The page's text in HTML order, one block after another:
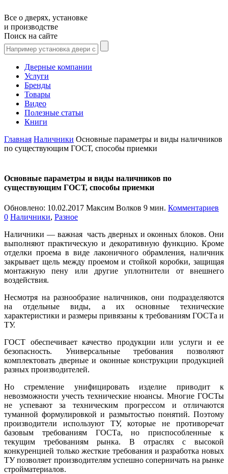
Все о дверях, установке
и производстве
Поиск на сайте
Дверные компании
Услуги
Бренды
Товары
Видео
Полезные статьи
Книги
Главная Наличники Основные параметры и виды наличников
по существующим ГОСТ, способы приемки
Основные параметры и виды наличников по
существующим ГОСТ, способы приемки
Обновлено: 10.02.2017 Максим Волков 9 мин. Комментариев
0 Наличники, Разное
Наличники — важная часть дверных и оконных блоков. Они
выполняют практическую и декоративную функцию. Кроме
отделки проема в виде лаконичного обрамления, наличник
закрывает щель между проемом и стойкой коробки, защищая
монтажную пену или другие уплотнители от внешнего
воздействия.
Несмотря на разнообразие наличников, они подразделяются
на отдельные виды, а их основные технические
характеристики и размеры привязаны к требованиям ГОСТа и
ТУ.
ГОСТ обеспечивает качество продукции или услуги и ее
безопасность. Универсальные требования позволяют
комплектовать дверные и оконные конструкции продукцией
разных производителей.
Но стремление унифицировать изделие приводит к
невозможности учесть технические нюансы. Многие ГОСТы
не успевают за техническим прогрессом и отличаются
туманной формулировкой и размытостью понятий. Поэтому
производители используют ТУ, которые не противоречат
базовым требованиям ГОСТа, но приспособленные к
текущим требованиям рынка. В отраслях с высокой
конкуренцией только жесткие требования и разработка новых
ТУ позволяет производителям успешно соперничать на рынке
стройматериалов.